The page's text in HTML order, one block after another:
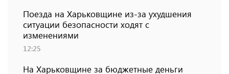
Поезда на Харьковщине из-за ухудшения
ситуации безопасности ходят с
изменениями
12:25
На Харьковщине за бюджетные деньги